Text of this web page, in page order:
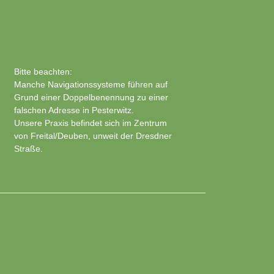
Bitte beachten:
Manche Navigationssysteme führen auf
Grund einer Doppelbenennung zu einer
falschen Adresse in Pesterwitz.
Unsere Praxis befindet sich im Zentrum
von Freital/Deuben, unweit der Dresdner
Straße.